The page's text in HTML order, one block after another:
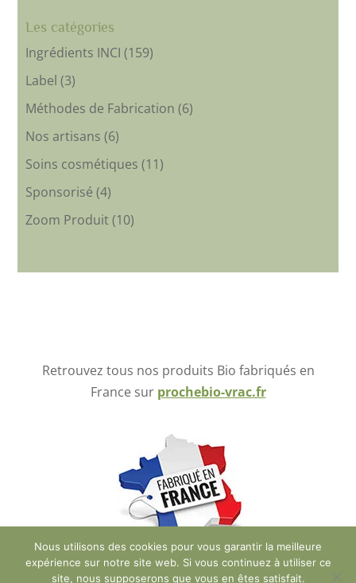
Les catégories
Ingrédients INCI (159)
Label (3)
Méthodes de Fabrication (6)
Nos artisans (6)
Soins cosmétiques (11)
Sponsorisé (4)
Zoom Produit(10)
Retrouvez tous nos produits Bio fabriqués en
France sur prochebio-vrac.fr
Nous utilisons des cookies pour vous garantir la meilleure
expérience sur notre site web. Si vous continuez à utiliser ce
site, nous supposerons que vous en êtes satisfait.